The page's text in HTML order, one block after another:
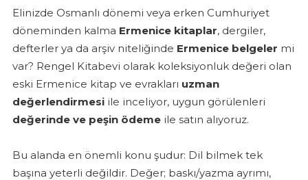
Elinizde Osmanlı dönemi veya erken Cumhuriyet
döneminden kalma Ermenice kitaplar, dergiler,
defterler ya da arşiv niteliğinde Ermenice belgeler mi
var? Rengel Kitabevi olarak koleksiyonluk değeri olan
eski Ermenice kitap ve evrakları uzman
değerlendirmesi ile inceliyor, uygun görülenleri
değerinde ve peşin ödeme ile satın alıyoruz.
Bu alanda en önemli konu şudur: Dil bilmek tek
başına yeterli değildir. Değer; baskı/yazma ayrımı,